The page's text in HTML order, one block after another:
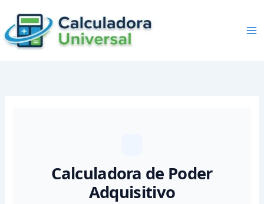
content
Calculadora de Poder
Adquisitivo